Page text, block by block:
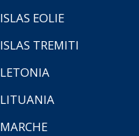
ISLAS EOLIE
ISLAS TREMITI
LETONIA
LITUANIA
MARCHE